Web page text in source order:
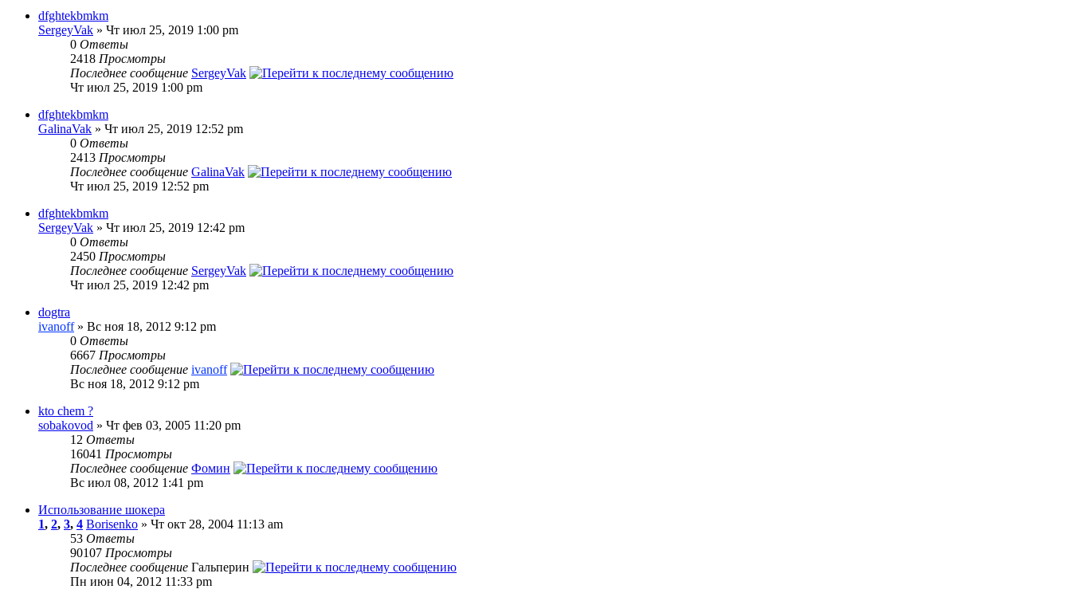
dfghtekbmkm
SergeyVak » Чт июл 25, 2019 1:00 pm
0 Ответы
2418 Просмотры
Последнее сообщение SergeyVak
Чт июл 25, 2019 1:00 pm
dfghtekbmkm
GalinaVak » Чт июл 25, 2019 12:52 pm
0 Ответы
2413 Просмотры
Последнее сообщение GalinaVak
Чт июл 25, 2019 12:52 pm
dfghtekbmkm
SergeyVak » Чт июл 25, 2019 12:42 pm
0 Ответы
2450 Просмотры
Последнее сообщение SergeyVak
Чт июл 25, 2019 12:42 pm
dogtra
ivanoff» Вс ноя 18, 2012 9:12 pm
0 Ответы
6667 Просмотры
Последнее сообщение ivanoff
Вс ноя 18, 2012 9:12 pm
kto chem ?
sobakovod » Чт фев 03, 2005 11:20 pm
12 Ответы
16041 Просмотры
Последнее сообщение Фомин
Вс июл 08, 2012 1:41 pm
Использование шокера
1, 2, 3, 4 Borisenko » Чт окт 28, 2004 11:13 am
53 Ответы
90107 Просмотры
Последнее сообщение Гальперин
Пн июн 04, 2012 11:33 pm